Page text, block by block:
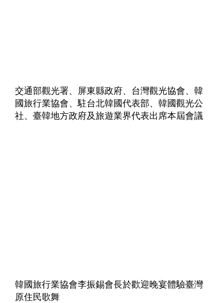
交通部觀光署、屏東縣政府、台灣觀光協會、韓
國旅行業協會、駐台北韓國代表部、韓國觀光公
社、臺韓地方政府及旅遊業界代表出席本屆會議
韓國旅行業協會李振錫會長於歡迎晚宴體驗臺灣
原住民歌舞